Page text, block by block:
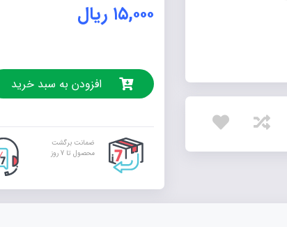
۱۵,۰۰۰ ریال
افزودن به سبد خرید
ضمانت برگشت
محصول تا 7 روز